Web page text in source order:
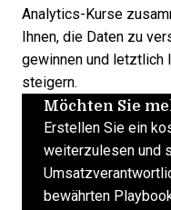
Analytics-Kurse
Ihnen, die Daten zu
gewinnen und letztlich
steigern.
Möchten Sie
Erstellen Sie ein
weiterzulesen und
bewährten